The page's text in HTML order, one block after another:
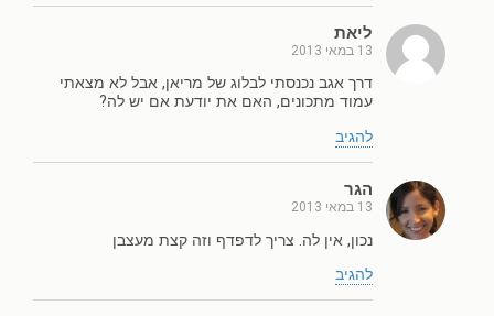
ליאת
13 במאי 2013
דרך אגב נכנסתי לבלוג של מריאן, אבל לא מצאתי
עמוד מתכונים, האם את יודעת אם יש לה?
להגיב
הגר
13 במאי 2013
נכון, אין לה. צריך לדפדף וזה קצת מעצבן
להגיב